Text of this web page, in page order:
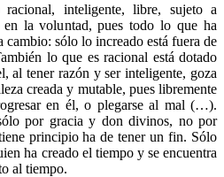
inteligente, libre, sujeto a
en la voluntad, pues todo lo que ha
cambio: sólo lo increado está fuera de
lo que es racional está dotado
al tener razón y ser inteligente, goza
creada y mutable, pues libremente
en él, o plegarse al mal (…).
por gracia y don divinos, no por
principio ha de tener un fin. Sólo
ha creado el tiempo y se encuentra
al tiempo.